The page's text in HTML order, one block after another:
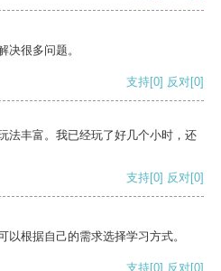
决很多问题。
支持[0] 反对[0]
法丰富。我已经玩了好几个小时，还
支持[0] 反对[0]
根据自己的需求选择学习方式。
支持[0] 反对[0]